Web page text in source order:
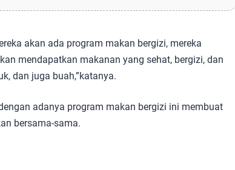
akan ada program makan bergizi, mereka
mendapatkan makanan yang sehat, bergizi, dan
dan juga buah,”katanya.
adanya program makan bergizi ini membuat
bersama-sama.